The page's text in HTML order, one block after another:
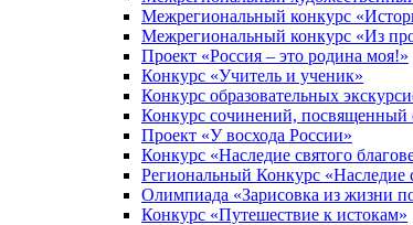
Межрегиональный конкурс
Межрегиональный конкурс «Из
Проект «Россия – это родина моя!»
Конкурс «Учитель и ученик»
Конкурс образовательных
Конкурс сочинений, посвященный
Проект «У восхода России»
Конкурс «Наследие святого
Региональный Конкурс «Наследие
Олимпиада «Зарисовка из жизни
Конкурс «Путешествие к истокам»